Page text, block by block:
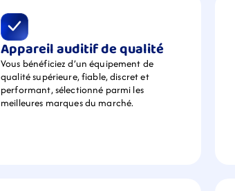
Appareil auditif de qualité
Vous bénéficiez d’un équipement de
qualité supérieure, fiable, discret et
performant, sélectionné parmi les
meilleures marques du marché.